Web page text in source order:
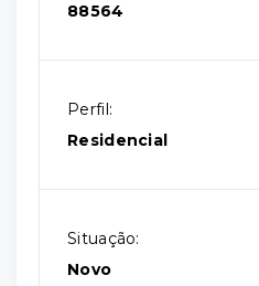
88564
Perfil:
Residencial
Situação:
Novo